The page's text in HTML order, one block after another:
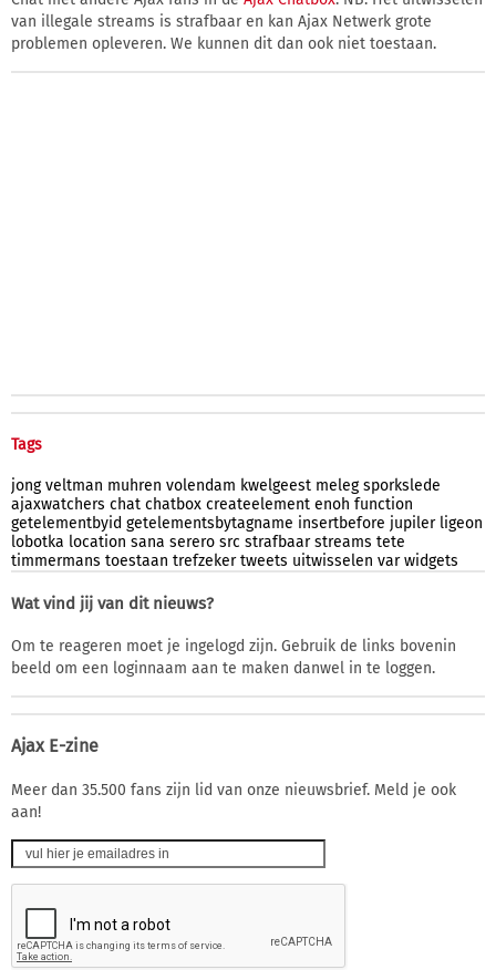
van illegale streams is strafbaar en kan Ajax Netwerk grote
problemen opleveren. We kunnen dit dan ook niet toestaan.
Tags
jong veltman muhren volendam kwelgeest meleg sporkslede
ajaxwatchers chat chatbox createelement enoh function
getelementbyid getelementsbytagname insertbefore jupiler ligeon
lobotka location sana serero src strafbaar streams tete
timmermans toestaan trefzeker tweets uitwisselen var widgets
Wat vind jij van dit nieuws?
Om te reageren moet je ingelogd zijn. Gebruik de links bovenin
beeld om een loginnaam aan te maken danwel in te loggen.
Ajax E-zine
Meer dan 35.500 fans zijn lid van onze nieuwsbrief. Meld je ook
aan!